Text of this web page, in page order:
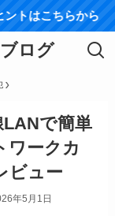
から
ログ
LANで簡単
ワークカ
ビュー
年5月1日